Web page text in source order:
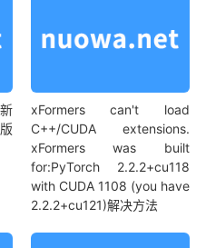
xFormers can't load
C++/CUDA extensions.
xFormers was built
for:PyTorch 2.2.2+cu118
with CUDA 1108 (you have
2.2.2+cu121)解决方法